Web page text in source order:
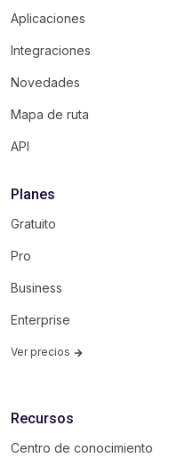
Aplicaciones
Integraciones
Novedades
Mapa de ruta
API
Planes
Gratuito
Pro
Business
Enterprise
Ver precios
Recursos
Centro de conocimiento